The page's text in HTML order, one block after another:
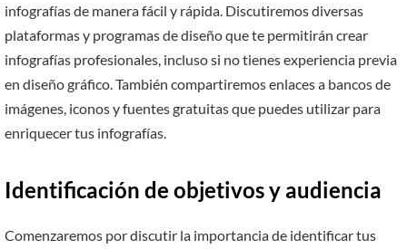
infografías de manera fácil y rápida. Discutiremos diversas
plataformas y programas de diseño que te permitirán crear
infografías profesionales, incluso si no tienes experiencia previa
en diseño gráfico. También compartiremos enlaces a bancos de
imágenes, iconos y fuentes gratuitas que puedes utilizar para
enriquecer tus infografías.
Identificación de objetivos y audiencia
Comenzaremos por discutir la importancia de identificar tus